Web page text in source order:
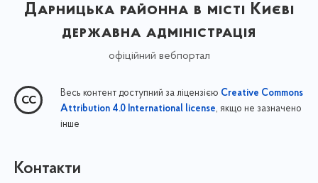
Дарницька районна в місті Києві
державна адміністрація
офіційний вебпортал
Весь контент доступний за ліцензією Creative Commons
Attribution 4.0 International license, якщо не зазначено
інше
Контакти